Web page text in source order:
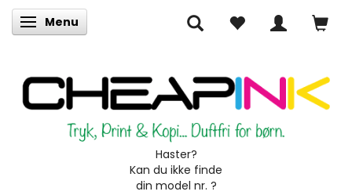
Skifte navigation
Menu
Haster?
Kan du ikke finde
din model nr. ?